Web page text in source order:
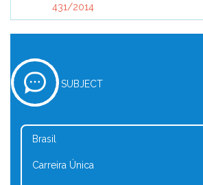
431/2014
SUBJECT
Brasil
Carreira Única